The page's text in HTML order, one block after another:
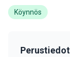
Köynnös
Perustiedot